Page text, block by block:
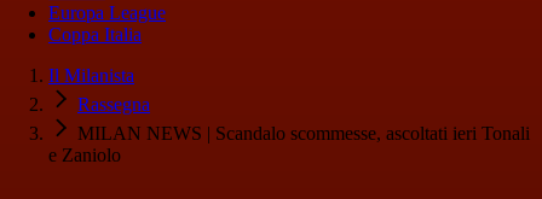
Europa League
Coppa Italia
Il Milanista
Rassegna
MILAN NEWS | Scandalo scommesse, ascoltati ieri Tonali
e Zaniolo